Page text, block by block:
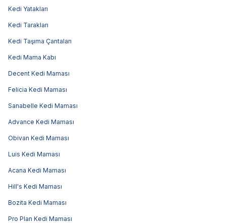
Kedi Yatakları
Kedi Tarakları
Kedi Taşıma Çantaları
Kedi Mama Kabı
Decent Kedi Maması
Felicia Kedi Maması
Sanabelle Kedi Maması
Advance Kedi Maması
Obivan Kedi Maması
Luis Kedi Maması
Acana Kedi Maması
Hill's Kedi Maması
Bozita Kedi Maması
Pro Plan Kedi Maması